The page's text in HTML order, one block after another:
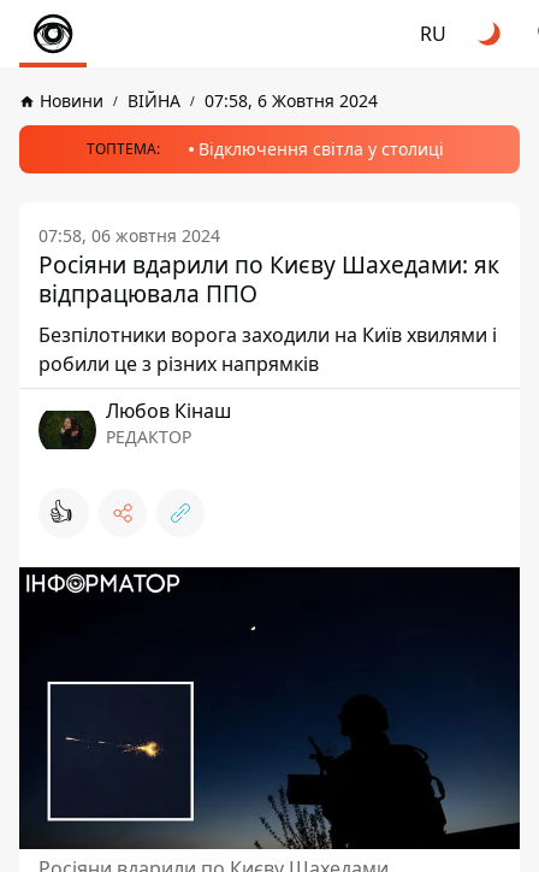
RU
Новини ВІЙНА 07:58, 6 Жовтня 2024
ТОПТЕМА: Відключення світла у столиці
07:58, 06 жовтня 2024
Росіяни вдарили по Києву Шахедами: як
відпрацювала ППО
Безпілотники ворога заходили на Київ хвилями і
робили це з різних напрямків
Любов Кінаш
РЕДАКТОР
👍